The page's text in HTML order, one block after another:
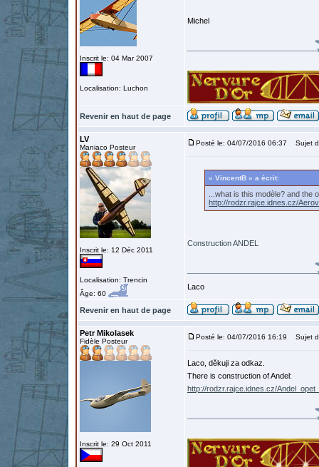
Inscrit le: 04 Mar 2007
Localisation: Luchon
Michel
Revenir en haut de page
LV
Maniaco Posteur
Inscrit le: 12 Déc 2011
Localisation: Trencin
Âge: 60
Posté le: 04/07/2016 06:37 Sujet
« VincentB » a écrit:
...what is this modèle? and the
http://rodzr.rajce.idnes.cz/
Construction ANDEL
Laco
Revenir en haut de page
Petr Mikolasek
Fidèle Posteur
Inscrit le: 29 Oct 2011
Posté le: 04/07/2016 16:19 Sujet
Laco, děkuji za odkaz.
There is construction of Andel:
http://rodzr.rajce.idnes.cz/